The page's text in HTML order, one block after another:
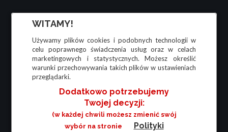
WITAMY!
Używamy plików cookies i podobnych technologii w
celu poprawnego świadczenia usług oraz w celach
marketingowych i statystycznych. Możesz określić
warunki przechowywania takich plików w ustawieniach
przeglądarki.
Dodatkowo potrzebujemy
Twojej decyzji:
(w każdej chwili możesz zmienić swój
wybór na stronie
Polityki